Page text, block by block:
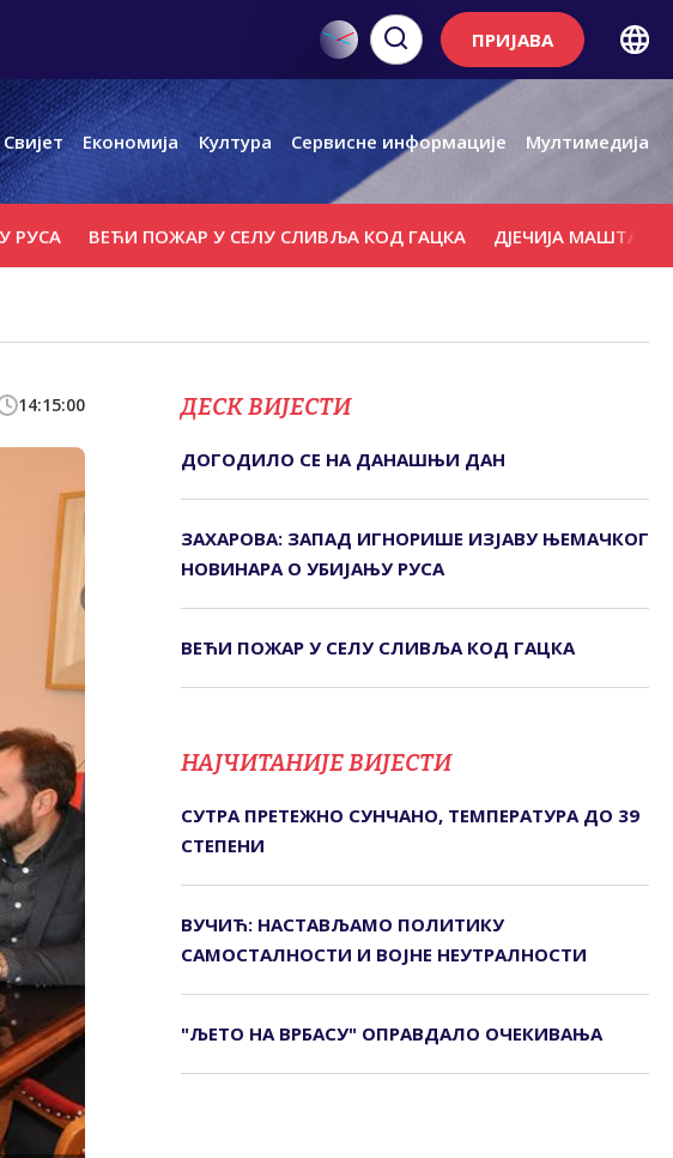
ПРИЈАВА
Свијет Економија Култура Сервисне информације Мултимедија
ВЕЋИ ПОЖАР У СЕЛУ СЛИВЉА КОД ГАЦКА ДЈЕЧИЈА МАШТА
14:15:00 ДЕСК ВИЈЕСТИ
ДОГОДИЛО СЕ НА ДАНАШЊИ ДАН
ЗАХАРОВА: ЗАПАД ИГНОРИШЕ ИЗЈАВУ ЊЕМАЧКОГ
НОВИНАРА О УБИЈАЊУ РУСА
ВЕЋИ ПОЖАР У СЕЛУ СЛИВЉА КОД ГАЦКА
НАЈЧИТАНИЈЕ ВИЈЕСТИ
СУТРА ПРЕТЕЖНО СУНЧАНО, ТЕМПЕРАТУРА ДО 39
СТЕПЕНИ
ВУЧИЋ: НАСТАВЉАМО ПОЛИТИКУ
САМОСТАЛНОСТИ И ВОЈНЕ НЕУТРАЛНОСТИ
"ЉЕТО НА ВРБАСУ" ОПРАВДАЛО ОЧЕКИВАЊА